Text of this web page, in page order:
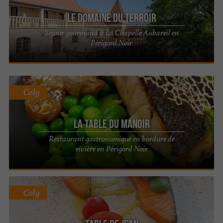
choix.
Bonne dégustation dans le Périgord!
Le Domaine du Terroir
Séjour gourmand à La Chapelle Aubareil en
Périgord Noir
La Table du Manoir
Restaurant gastronomique en bordure de
rivière en Périgord Noir
Coly
Coly